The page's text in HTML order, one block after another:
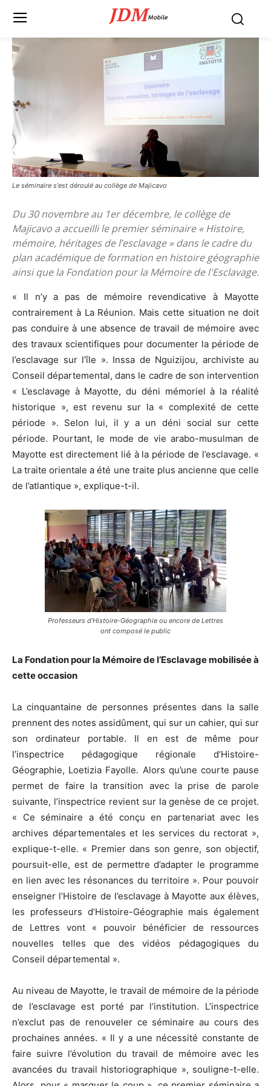
JDMMobile
Le séminaire s'est déroulé au collège de Majicavo
Du 30 novembre au 1er décembre, le collège de
Majicavo a accueilli le premier séminaire « Histoire,
mémoire, héritages de l’esclavage » dans le cadre du
plan académique de formation en histoire géographie
ainsi que la Fondation pour la Mémoire de l'Esclavage.
« Il n’y a pas de mémoire revendicative à Mayotte
contrairement à La Réunion. Mais cette situation ne doit
pas conduire à une absence de travail de mémoire avec
des travaux scientifiques pour documenter la période de
l’esclavage sur l’île ». Inssa de Nguizijou, archiviste au
Conseil départemental, dans le cadre de son intervention
« L’esclavage à Mayotte, du déni mémoriel à la réalité
historique », est revenu sur la « complexité de cette
période ». Selon lui, il y a un déni social sur cette
période. Pourtant, le mode de vie arabo-musulman de
Mayotte est directement lié à la période de l’esclavage. «
La traite orientale a été une traite plus ancienne que celle
de l’atlantique », explique-t-il.
Professeurs d’Histoire-Géographie ou encore de Lettres
ont composé le public
La Fondation pour la Mémoire de l’Esclavage mobilisée à
cette occasion
La cinquantaine de personnes présentes dans la salle
prennent des notes assidûment, qui sur un cahier, qui sur
son ordinateur portable. Il en est de même pour
l’inspectrice pédagogique régionale d’Histoire-
Géographie, Loetizia Fayolle. Alors qu’une courte pause
permet de faire la transition avec la prise de parole
suivante, l’inspectrice revient sur la genèse de ce projet.
« Ce séminaire a été conçu en partenariat avec les
archives départementales et les services du rectorat »,
explique-t-elle. « Premier dans son genre, son objectif,
poursuit-elle, est de permettre d’adapter le programme
en lien avec les résonances du territoire ». Pour pouvoir
enseigner l’Histoire de l’esclavage à Mayotte aux élèves,
les professeurs d’Histoire-Géographie mais également
de Lettres vont « pouvoir bénéficier de ressources
nouvelles telles que des vidéos pédagogiques du
Conseil départemental ».
Au niveau de Mayotte, le travail de mémoire de la période
de l’esclavage est porté par l’institution. L’inspectrice
n’exclut pas de renouveler ce séminaire au cours des
prochaines années. « Il y a une nécessité constante de
faire suivre l’évolution du travail de mémoire avec les
avancées du travail historiographique », souligne-t-elle.